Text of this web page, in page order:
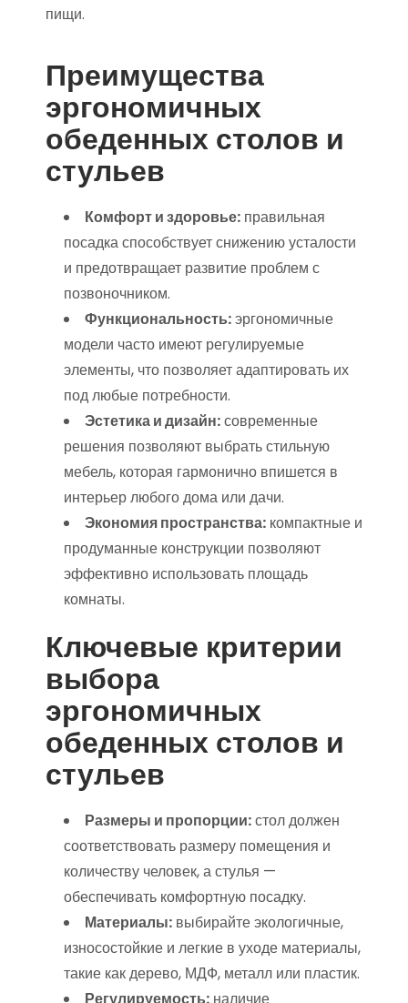
пищи.
Преимущества
эргономичных
обеденных столов и
стульев
Комфорт и здоровье: правильная
посадка способствует снижению усталости
и предотвращает развитие проблем с
позвоночником.
Функциональность:эргономичные
модели часто имеют регулируемые
элементы, что позволяет адаптировать их
под любые потребности.
Эстетика и дизайн:современные
решения позволяют выбрать стильную
мебель, которая гармонично впишется в
интерьер любого дома или дачи.
Экономия пространства: компактные и
продуманные конструкции позволяют
эффективно использовать площадь
комнаты.
Ключевые критерии
выбора
эргономичных
обеденных столов и
стульев
Размеры и пропорции:стол должен
соответствовать размеру помещения и
количеству человек, а стулья —
обеспечивать комфортную посадку.
Материалы: выбирайте экологичные,
износостойкие и легкие в уходе материалы,
такие как дерево, МДФ, металл или пластик.